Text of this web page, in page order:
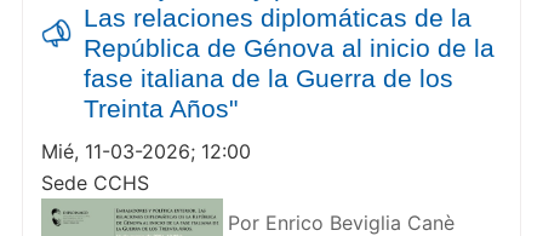
Las relaciones diplomáticas de la
República de Génova al inicio de la
fase italiana de la Guerra de los
Treinta Años"
Mié, 11-03-2026; 12:00
Sede CCHS
Por Enrico Beviglia Canè